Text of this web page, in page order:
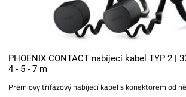
PHOENIX CONTACT nabíjecí kabel TYP 2 |
4 - 5 - 7 m
Prémiový třífázový nabíjecí kabel s konektorem od